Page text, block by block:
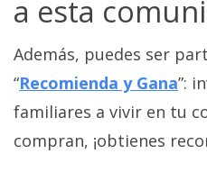
a esta
Además, puedes ser
“Recomienda y Gana”:
familiares a vivir en tu
compran, ¡obtienes